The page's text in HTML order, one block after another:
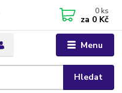
Menu
Hledat
0 ks
za 0 Kč